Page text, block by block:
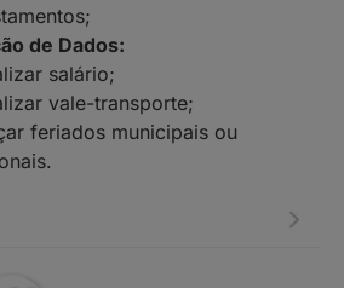
de Dados:
salário;
vale-transporte;
feriados municipais ou